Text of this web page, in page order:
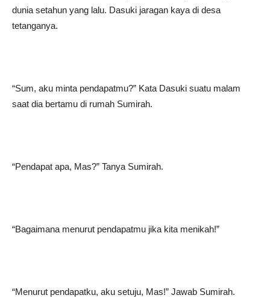
dunia setahun yang lalu. Dasuki jaragan kaya di desa
tetanganya.
“Sum, aku minta pendapatmu?” Kata Dasuki suatu malam
saat dia bertamu di rumah Sumirah.
“Pendapat apa, Mas?” Tanya Sumirah.
“Bagaimana menurut pendapatmu jika kita menikah!”
“Menurut pendapatku, aku setuju, Mas!” Jawab Sumirah.